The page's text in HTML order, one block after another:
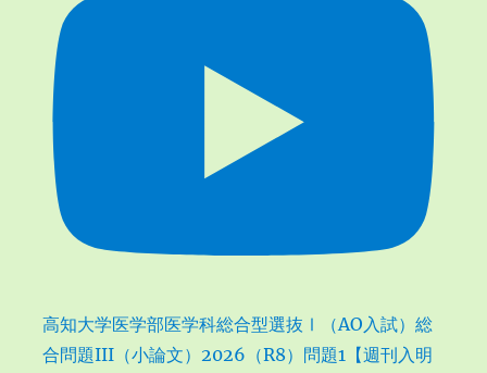
高知大学医学部医学科総合型選抜Ⅰ（AO入試）総
合問題III（小論文）2026（R8）問題1【週刊入明